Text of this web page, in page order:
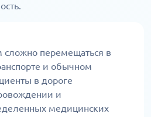
сложно перемещаться в
и обычном
в дороге
и
медицинских